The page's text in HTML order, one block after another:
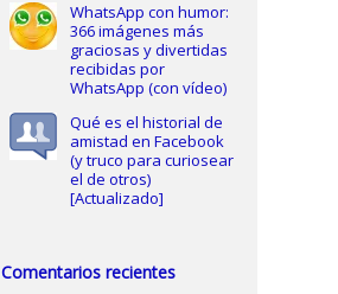
WhatsApp con humor:
366 imágenes más
graciosas y divertidas
recibidas por
WhatsApp (con vídeo)
Qué es el historial de
amistad en Facebook
(y truco para curiosear
el de otros)
[Actualizado]
Comentarios recientes